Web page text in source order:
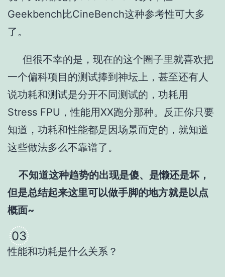
Geekbench比CineBench这种参考性可大多
了。
但很不幸的是，现在的这个圈子里就喜欢把
一个偏科项目的测试捧到神坛上，甚至还有人
说功耗和测试是分开不同测试的，功耗用
Stress FPU，性能用XX跑分那种。反正你只要
知道，功耗和性能都是因场景而定的，就知道
这些做法多么不靠谱了。
不知道这种趋势的出现是傻、是懒还是坏，
但是总结起来这里可以做手脚的地方就是以点
概面~
03
性能和功耗是什么关系？